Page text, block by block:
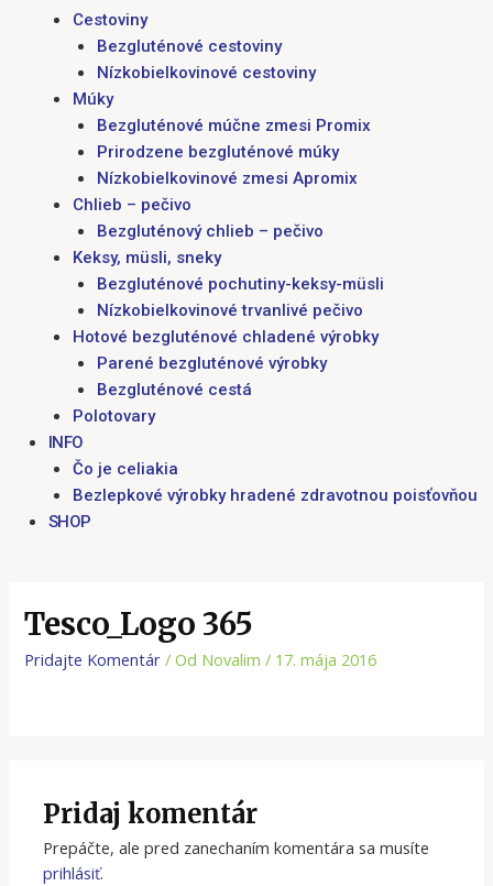
Cestoviny
Bezgluténové cestoviny
Nízkobielkovinové cestoviny
Múky
Bezgluténové múčne zmesi Promix
Prirodzene bezgluténové múky
Nízkobielkovinové zmesi Apromix
Chlieb – pečivo
Bezgluténový chlieb – pečivo
Keksy, müsli, sneky
Bezgluténové pochutiny-keksy-müsli
Nízkobielkovinové trvanlivé pečivo
Hotové bezgluténové chladené výrobky
Parené bezgluténové výrobky
Bezgluténové cestá
Polotovary
INFO
Čo je celiakia
Bezlepkové výrobky hradené zdravotnou poisťovňou
SHOP
Tesco_Logo 365
Pridajte Komentár / Od Novalim/ 17. mája 2016
Pridaj komentár
Prepáčte, ale pred zanechaním komentára sa musíte
prihlásiť.